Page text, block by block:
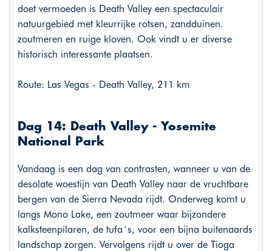
doet vermoeden is Death Valley een spectaculair
natuurgebied met kleurrijke rotsen, zandduinen.
zoutmeren en ruige kloven. Ook vindt u er diverse
historisch interessante plaatsen.
Route: Las Vegas - Death Valley, 211 km
Dag 14: Death Valley - Yosemite
National Park
Vandaag is een dag van contrasten, wanneer u van de
desolate woestijn van Death Valley naar de vruchtbare
bergen van de Sierra Nevada rijdt. Onderweg komt u
langs Mono Lake, een zoutmeer waar bijzondere
kalksteenpilaren, de tufa´s, voor een bijna buitenaards
landschap zorgen. Vervolgens rijdt u over de Tioga